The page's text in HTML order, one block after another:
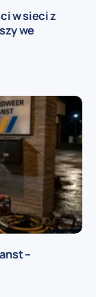
w sieci z
we
–